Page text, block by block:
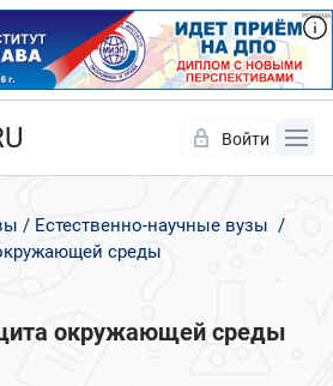
Войти
Естественно-научные вузы
среды
окружающей среды
Нет